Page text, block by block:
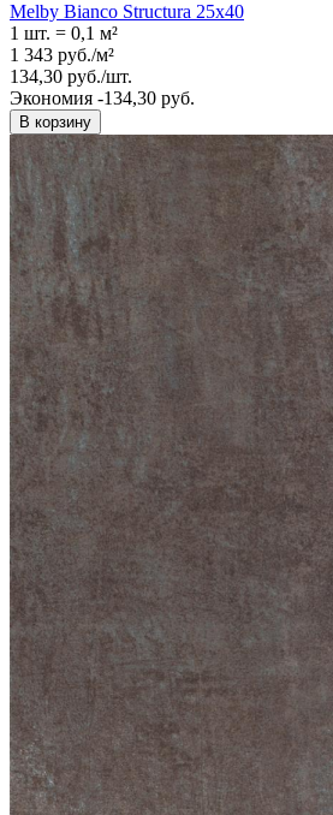
Melby Bianco Structura 25х40
1 шт. = 0,1 м²
1 343 руб./м²
134,30 руб./шт.
Экономия -134,30 руб.
В корзину